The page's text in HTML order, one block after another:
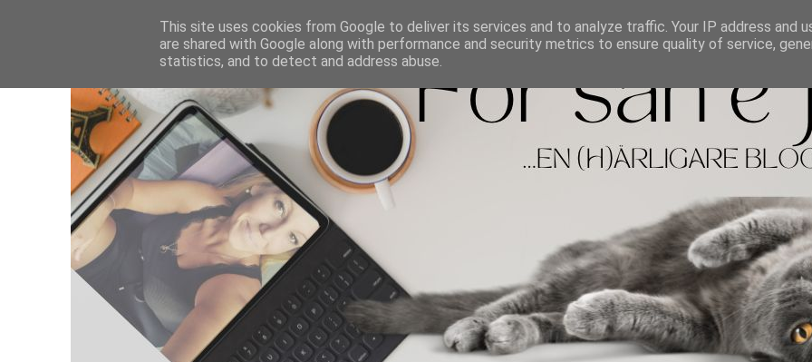
This site uses cookies from Google to deliver its services and to analyze traffic. Your IP address and
are shared with Google along with performance and security metrics to ensure quality of service,
statistics, and to detect and address abuse.